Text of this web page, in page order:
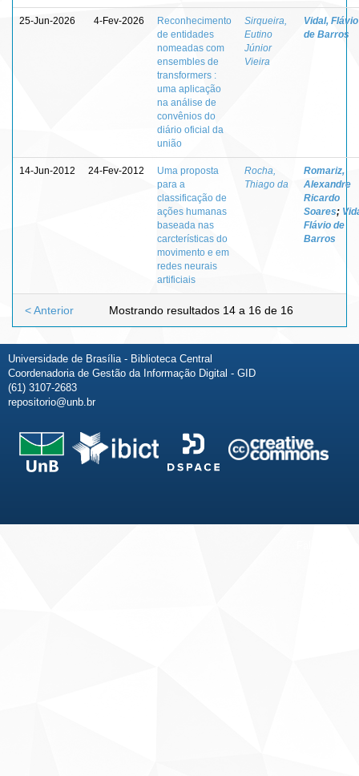
25-Jun-2026 4-Fev-2026
Reconhecimento
de entidades
nomeadas com
ensembles de
transformers :
uma aplicação
na análise de
convênios do
diário oficial da
união
Sirqueira,
Eutino
Júnior
Vieira
Vidal, Flávio
de Barros
14-Jun-2012 24-Fev-2012
Uma proposta
para a
classificação de
ações humanas
baseada nas
carcterísticas do
movimento e em
redes neurais
artificiais
Rocha,
Thiago da
Romariz,
Alexandre
Ricardo
Soares;
Flávio de
Barros
Mostrando resultados 14 a 16 de 16
< Anterior
Universidade de Brasília - Biblioteca Central
Coordenadoria de Gestão da Informação Digital - GID
(61) 3107-2683
repositorio@unb.br